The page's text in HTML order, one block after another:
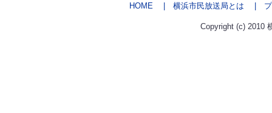
HOME | 横浜市民放送局とは | プ
Copyright (c) 2010